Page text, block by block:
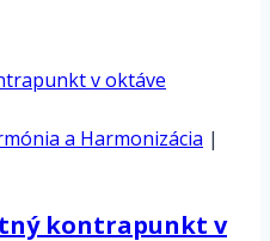
a Harmonizácia |
kontrapunkt v